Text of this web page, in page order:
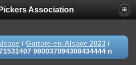
Association
/ Guitare-en-Alsace 2023 /
980037094308434444 n